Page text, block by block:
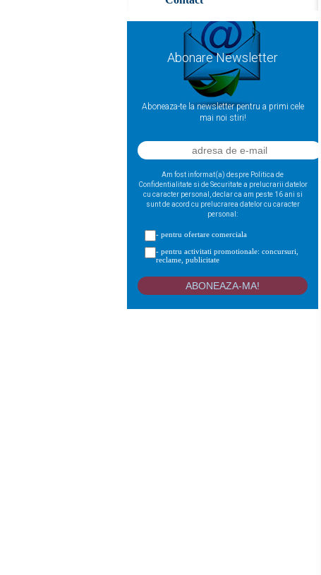
Abonare Newsletter
Aboneaza-te la newsletter pentru a primi cele
mai noi stiri!
Am fost informat(a) despre Politica de
Confidentialitate si de Securitate a prelucrarii datelor
cu caracter personal, declar ca am peste 16 ani si
sunt de acord cu prelucrarea datelor cu caracter
personal:
- pentru ofertare comerciala
- pentru activitati promotionale: concursuri,
reclame, publicitate